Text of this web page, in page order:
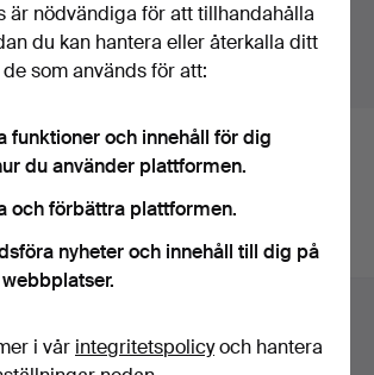
delar av ord. Söker du påband
armbandsur.
från vårt arkiv som
sökning
är nödvändiga för att tillhandahålla
du kan hantera eller återkalla ditt
som används för att:
funktioner och innehåll för dig
du använder plattformen.
och förbättra plattformen.
nyheter och innehåll till dig på
i vår integritetspolicyoch hantera